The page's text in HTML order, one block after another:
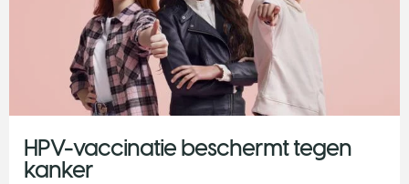
HPV-vaccinatie beschermt tegen
kanker